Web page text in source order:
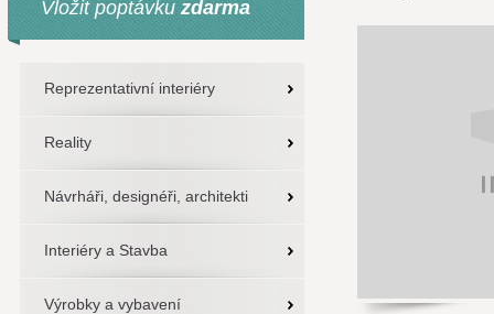
Vložit poptávku zdarma
Reprezentativní interiéry
Reality
Návrháři, designéři, architekti
Interiéry a Stavba
Výrobky a vybavení